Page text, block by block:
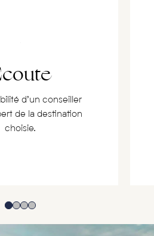
d’un conseiller
de la destination
choisie.